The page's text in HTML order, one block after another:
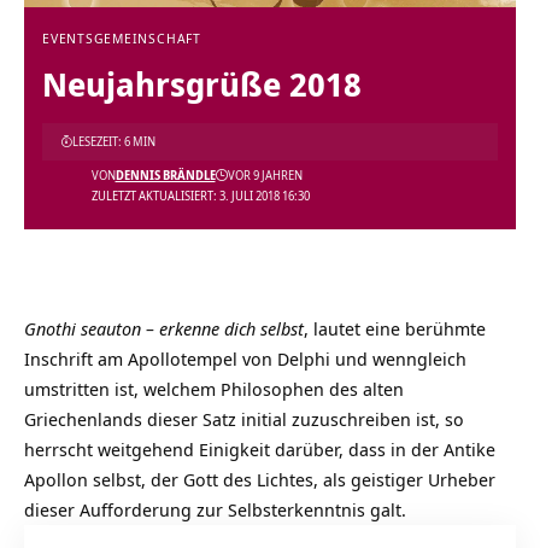
EVENTSGEMEINSCHAFT
Neujahrsgrüße 2018
ZULETZT AKTUALISIERT: 3. JULI 2018 16:30
VONDENNIS BRÄNDLE VOR 9 JAHREN
LESEZEIT: 6 MIN
Gnothi seauton – erkenne dich selbst, lautet eine berühmte
Inschrift am Apollotempel von Delphi und wenngleich
umstritten ist, welchem Philosophen des alten
Griechenlands dieser Satz initial zuzuschreiben ist, so
herrscht weitgehend Einigkeit darüber, dass in der Antike
Apollon selbst, der Gott des Lichtes, als geistiger Urheber
dieser Aufforderung zur Selbsterkenntnis galt.